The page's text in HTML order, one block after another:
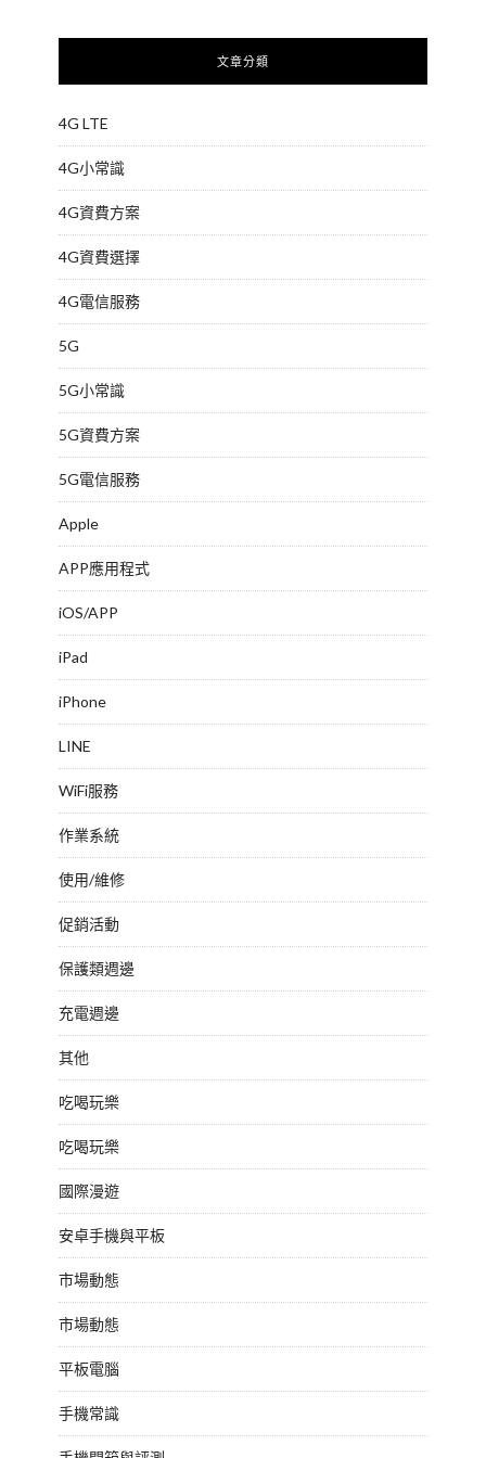
文章分類
4G LTE
4G小常識
4G資費方案
4G資費選擇
4G電信服務
5G
5G小常識
5G資費方案
5G電信服務
Apple
APP應用程式
iOS/APP
iPad
iPhone
LINE
WiFi服務
作業系統
使用/維修
促銷活動
保護類週邊
充電週邊
其他
吃喝玩樂
吃喝玩樂
國際漫遊
安卓手機與平板
市場動態
市場動態
平板電腦
手機常識